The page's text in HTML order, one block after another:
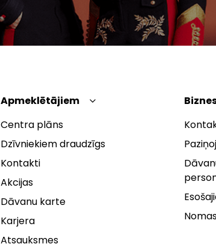
Apmeklētājiem
Centra plāns
Dzīvniekiem draudzīgs
Kontakti
Akcijas
Dāvanu karte
Karjera
Atsauksmes